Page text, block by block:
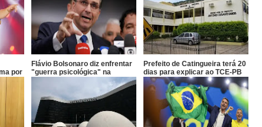
por
Flávio Bolsonaro diz enfrentar
"guerra psicológica" na
Prefeito de Catingueira terá 20
dias para explicar ao TCE-PB
terceirização irregular de R$
546 mil